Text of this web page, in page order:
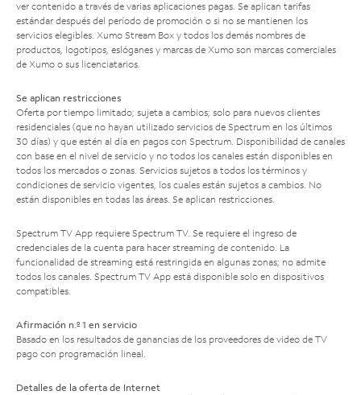
ver contenido a través de varias aplicaciones pagas. Se aplican tarifas
estándar después del período de promoción o si no se mantienen los
servicios elegibles. Xumo Stream Box y todos los demás nombres de
productos, logotipos, eslóganes y marcas de Xumo son marcas comerciales
de Xumo o sus licenciatarios.
Se aplican restricciones
Oferta por tiempo limitado; sujeta a cambios; solo para nuevos clientes
residenciales (que no hayan utilizado servicios de Spectrum en los últimos
30 días) y que estén al día en pagos con Spectrum. Disponibilidad de canales
con base en el nivel de servicio y no todos los canales están disponibles en
todos los mercados o zonas. Servicios sujetos a todos los términos y
condiciones de servicio vigentes, los cuales están sujetos a cambios. No
están disponibles en todas las áreas. Se aplican restricciones.
Spectrum TV App requiere Spectrum TV. Se requiere el ingreso de
credenciales de la cuenta para hacer streaming de contenido. La
funcionalidad de streaming está restringida en algunas zonas; no admite
todos los canales. Spectrum TV App está disponible solo en dispositivos
compatibles.
Afirmación n.º 1 en servicio
Basado en los resultados de ganancias de los proveedores de video de TV
pago con programación lineal.
Detalles de la oferta de Internet